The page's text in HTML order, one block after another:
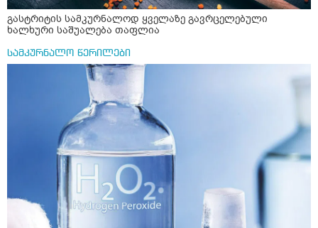
გასტრიტის სამკურნალოდ ყველაზე გავრცელებული
ხალხური საშუალება თაფლია
სამკურნალო წერილები